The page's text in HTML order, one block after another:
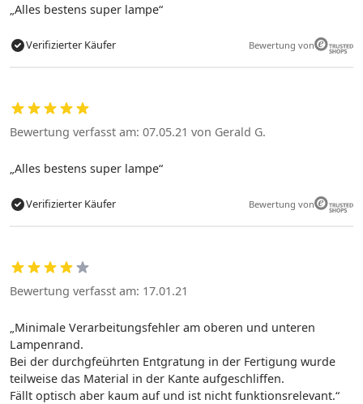
Alles bestens super lampe
Verifizierter Käufer Bewertung von
Bewertung verfasst am: 07.05.21 von Gerald G.
Alles bestens super lampe
Verifizierter Käufer Bewertung von
Bewertung verfasst am: 17.01.21
Minimale Verarbeitungsfehler am oberen und unteren
Lampenrand.
Bei der durchgfeührten Entgratung in der Fertigung wurde
teilweise das Material in der Kante aufgeschliffen.
Fällt optisch aber kaum auf und ist nicht funktionsrelevant.